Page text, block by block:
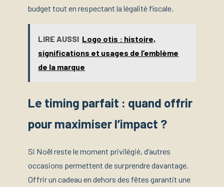
budget tout en respectant la légalité fiscale.
LIRE AUSSI Logo otis : histoire,
significations et usages de l’emblème
de la marque
Le timing parfait : quand offrir
pour maximiser l’impact ?
Si Noël reste le moment privilégié, d’autres
occasions permettent de surprendre davantage.
Offrir un cadeau en dehors des fêtes garantit une